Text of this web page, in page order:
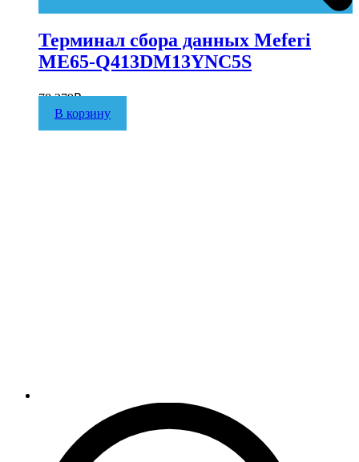
Терминал сбора данных Meferi
ME65-Q413DM13YNC5S
78 279₽
В корзину